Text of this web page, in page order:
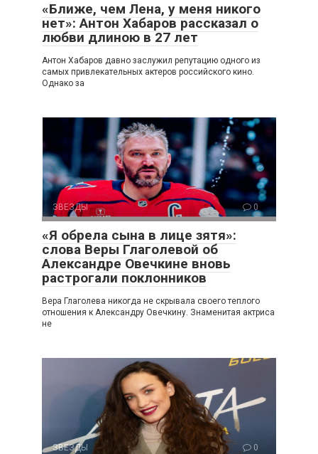
«Ближе, чем Лена, у меня никого
нет»: Антон Хабаров рассказал о
любви длиною в 27 лет
Антон Хабаров давно заслужил репутацию одного из
самых привлекательных актеров российского кино.
Однако за
ЗВЕЗДЫ 0
«Я обрела сына в лице зятя»:
слова Веры Глаголевой об
Александре Овечкине вновь
растрогали поклонников
Вера Глаголева никогда не скрывала своего теплого
отношения к Александру Овечкину. Знаменитая актриса
не
ЗВЕЗДЫ 0